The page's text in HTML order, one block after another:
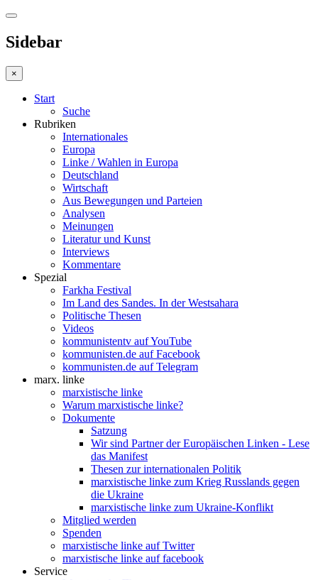
Sidebar
×
Start
Suche
Rubriken
Internationales
Europa
Linke / Wahlen in Europa
Deutschland
Wirtschaft
Aus Bewegungen und Parteien
Analysen
Meinungen
Literatur und Kunst
Interviews
Kommentare
Spezial
Farkha Festival
Im Land des Sandes. In der Westsahara
Politische Thesen
Videos
kommunistentv auf YouTube
kommunisten.de auf Facebook
kommunisten.de auf Telegram
marx. linke
marxistische linke
Warum marxistische linke?
Dokumente
Satzung
Wir sind Partner der Europäischen Linken - Lese
das Manifest
Thesen zur internationalen Politik
marxistische linke zum Krieg Russlands gegen
die Ukraine
marxistische linke zum Ukraine-Konflikt
Mitglied werden
Spenden
marxistische linke auf Twitter
marxistische linke auf facebook
Service